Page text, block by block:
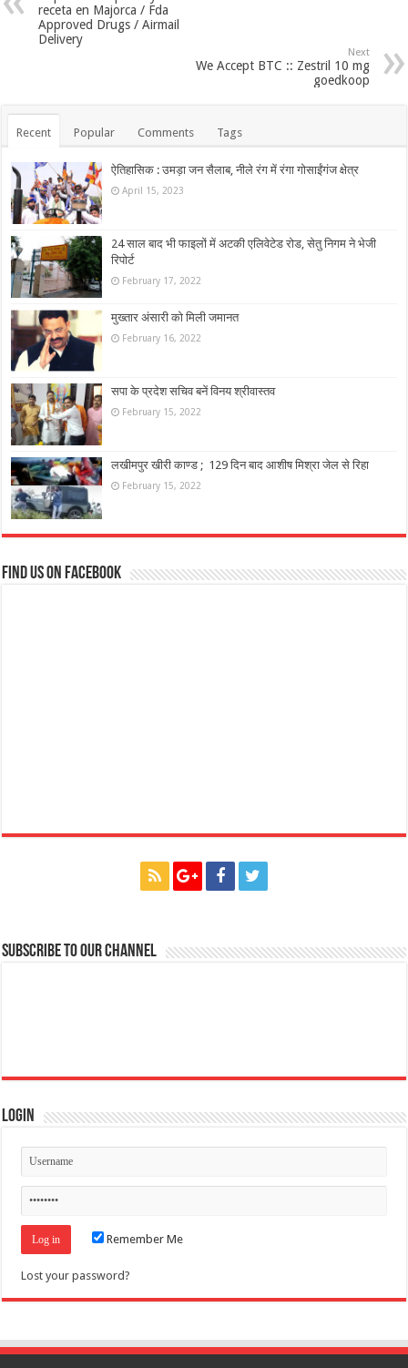
receta en Majorca / Fda
Approved Drugs / Airmail
Delivery
Next
We Accept BTC :: Zestril 10 mg
goedkoop
Recent Popular Comments Tags
ऐतिहासिक : उमड़ा जन सैलाब, नीले रंग में रंगा गोसाईंगंज क्षेत्र
April 15, 2023
24 साल बाद भी फाइलों में अटकी एलिवेटेड रोड, सेतु निगम ने भेजी
रिपोर्ट
February 17, 2022
मुख्तार अंसारी को मिली जमानत
February 16, 2022
सपा के प्रदेश सचिव बनें विनय श्रीवास्तव
February 15, 2022
लखीमपुर खीरी काण्ड ; 129 दिन बाद आशीष मिश्रा जेल से रिहा
February 15, 2022
Find us on Facebook
Subscribe to our Channel
Login
Remember Me
Lost your password?